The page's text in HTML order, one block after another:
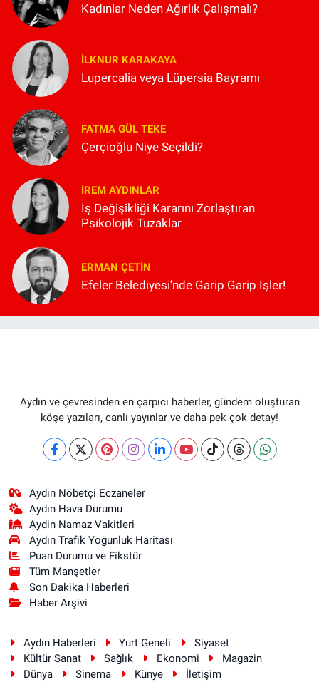
Kadınlar Neden Ağırlık Çalışmalı?
İLKNUR KARAKAYA
Lupercalia veya Lüpersia Bayramı
FATMA GÜL TEKE
Çerçioğlu Niye Seçildi?
İREM AYDINLAR
İş Değişikliği Kararını Zorlaştıran
Psikolojik Tuzaklar
ERMAN ÇETIN
Efeler Belediyesi'nde Garip Garip İşler!
Aydın ve çevresinden en çarpıcı haberler, gündem oluşturan
köşe yazıları, canlı yayınlar ve daha pek çok detay!
Aydın Nöbetçi Eczaneler
Aydın Hava Durumu
Aydin Namaz Vakitleri
Aydın Trafik Yoğunluk Haritası
Puan Durumu ve Fikstür
Tüm Manşetler
Son Dakika Haberleri
Haber Arşivi
Aydın Haberleri Yurt Geneli
Siyaset
Kültür Sanat
Sağlık Ekonomi
Magazin
Dünya
Sinema Künye İletişim